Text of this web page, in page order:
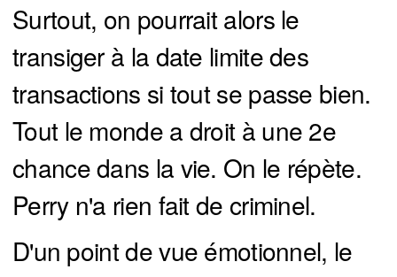
Surtout, on pourrait alors le
transiger à la date limite des
transactions si tout se passe bien.
Tout le monde a droit à une 2e
chance dans la vie. On le répète.
Perry n'a rien fait de criminel.
D'un point de vue émotionnel, le